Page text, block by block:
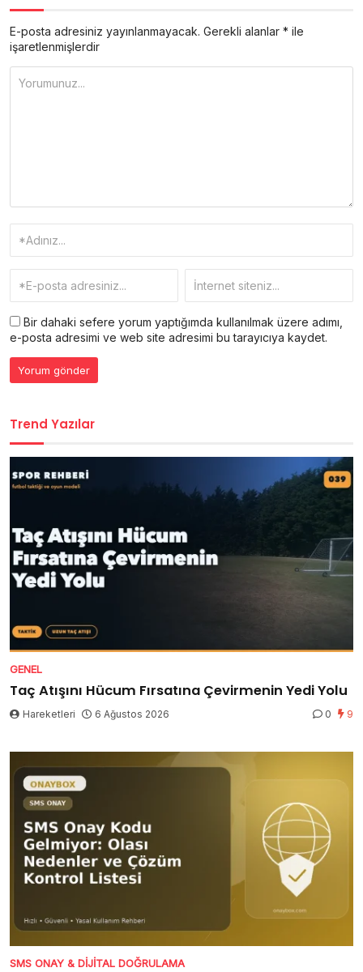
E-posta adresiniz yayınlanmayacak. Gerekli alanlar * ile
işaretlenmişlerdir
Bir dahaki sefere yorum yaptığımda kullanılmak üzere adımı,
e-posta adresimi ve web site adresimi bu tarayıcıya kaydet.
Trend Yazılar
GENEL
Taç Atışını Hücum Fırsatına Çevirmenin Yedi Yolu
Hareketleri 6 Ağustos 2026 0 9
SMS ONAY & DIJITAL DOĞRULAMA